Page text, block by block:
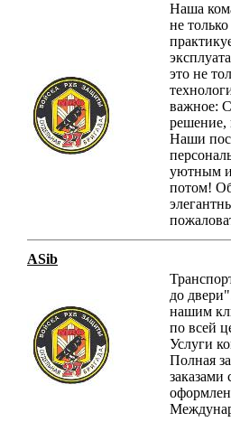
Наша
не
это не
важное:
решение,
Наши
уютным и
потом!
ASib
до
нашим
по всей
Услуги
Полная